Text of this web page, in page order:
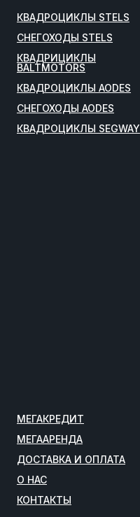
КВАДРОЦИКЛЫ STELS
СНЕГОХОДЫ STELS
КВАДРИЦИКЛЫ
BALTMOTORS
КВАДРОЦИКЛЫ AODES
СНЕГОХОДЫ AODES
КВАДРОЦИКЛЫ SEGWAY
МЕГАКРЕДИТ
МЕГААРЕНДА
ДОСТАВКА И ОПЛАТА
О НАС
КОНТАКТЫ